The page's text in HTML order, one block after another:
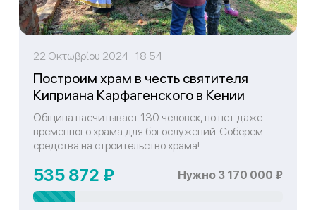
22 Οκτωβρίου 2024 18:54
Построим храм в честь святителя
Киприана Карфагенского в Кении
Община насчитывает 130 человек, но нет даже
временного храма для богослужений. Соберем
средства на строительство храма!
535 872 ₽ Нужно 3 170 000 ₽